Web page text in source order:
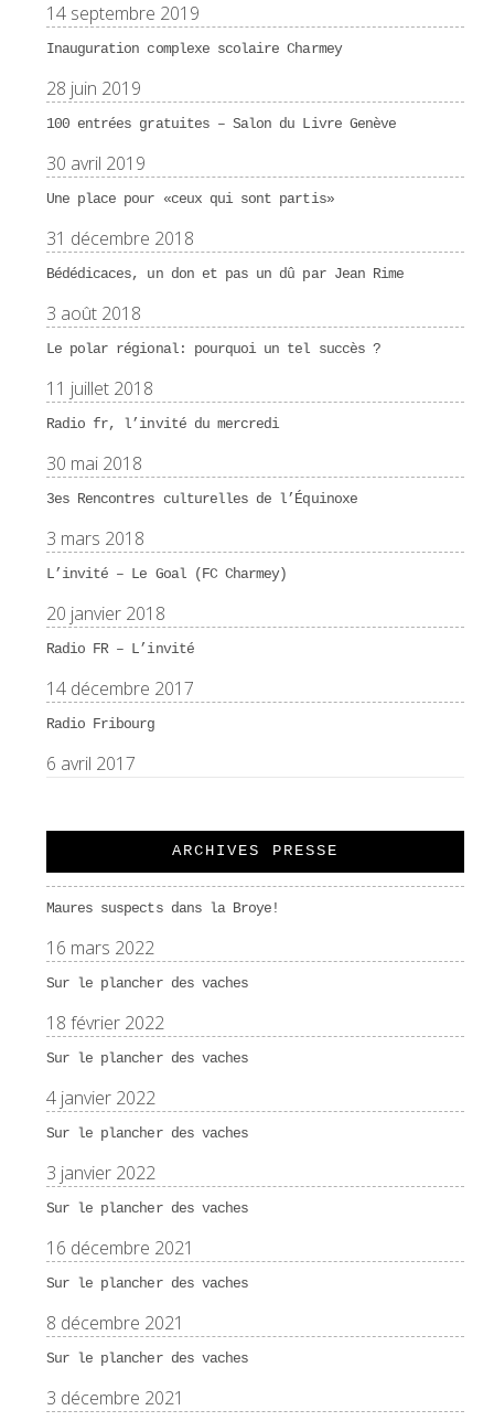
14 septembre 2019
Inauguration complexe scolaire Charmey
28 juin 2019
100 entrées gratuites – Salon du Livre Genève
30 avril 2019
Une place pour «ceux qui sont partis»
31 décembre 2018
Bédédicaces, un don et pas un dû par Jean Rime
3 août 2018
Le polar régional: pourquoi un tel succès ?
11 juillet 2018
Radio fr, l’invité du mercredi
30 mai 2018
3es Rencontres culturelles de l’Équinoxe
3 mars 2018
L’invité – Le Goal (FC Charmey)
20 janvier 2018
Radio FR – L’invité
14 décembre 2017
Radio Fribourg
6 avril 2017
ARCHIVES PRESSE
Maures suspects dans la Broye!
16 mars 2022
Sur le plancher des vaches
18 février 2022
Sur le plancher des vaches
4 janvier 2022
Sur le plancher des vaches
3 janvier 2022
Sur le plancher des vaches
16 décembre 2021
Sur le plancher des vaches
8 décembre 2021
Sur le plancher des vaches
3 décembre 2021